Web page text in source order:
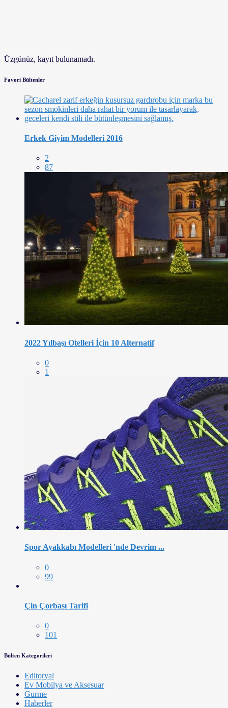
Üzgünüz, kayıt bulunamadı.
Favori Bültenler
Erkek Giyim Modelleri 2016
2
87
2022 Yılbaşı Otelleri İçin 10 Alternatif
0
1
Spor Ayakkabı Modelleri 'nde Devrim ...
0
99
Çin Çorbası Tarifi
0
101
Bülten Kategorileri
Editoryal
Ev Mobilya ve Aksesuar
Gurme
Haberler